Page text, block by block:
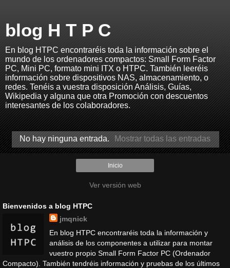
blog H T P C
En blog HTPC encontraréis toda la información sobre el
mundo de los ordenadores compactos: Small Form Factor
PC, Mini PC, formato mini ITX o HTPC. También leeréis
información sobre dispositivos NAS, almacenamiento, o
redes. Tenéis a vuestra disposición Análisis, Guías,
Wikipedia y alguna que otra Promoción con descuentos
interesantes de los colaboradores.
No hay ninguna entrada. Mostrar todas las entradas
Inicio
Ver versión web
Bienvenidos a blog HTPC
jmqnick
En blog HTPC encontraréis toda la información y
análisis de los componentes a utilizar para montar
vuestro propio Small Form Factor PC (Ordenador
Compacto). También tendréis información y pruebas de los últimos